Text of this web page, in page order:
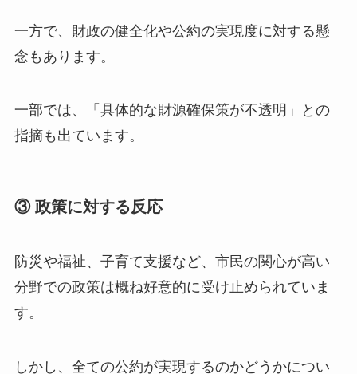
一方で、財政の健全化や公約の実現度に対する懸
念もあります。
一部では、「具体的な財源確保策が不透明」との
指摘も出ています。
③ 政策に対する反応
防災や福祉、子育て支援など、市民の関心が高い
分野での政策は概ね好意的に受け止められていま
す。
しかし、全ての公約が実現するのかどうかについ